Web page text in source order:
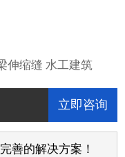
伸缩缝 水工建筑
立即咨询
善的解决方案！